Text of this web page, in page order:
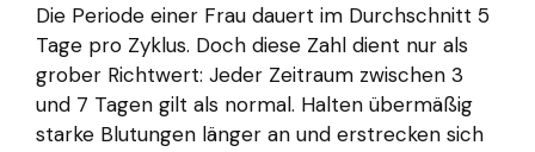
Die Periode einer Frau dauert im Durchschnitt 5
Tage pro Zyklus. Doch diese Zahl dient nur als
grober Richtwert: Jeder Zeitraum zwischen 3
und 7 Tagen gilt als normal. Halten übermäßig
starke Blutungen länger an und erstrecken sich